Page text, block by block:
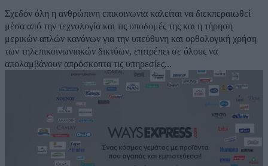
Σχεδόν όλη η ανθρώπινη επικοινωνία καλείται να διεκπεραιωθεί
μέσα από την τεχνολογία και τις υποδομές της και η τήρηση
μερικών απλών κανόνων για την υπεύθυνη και ορθολογική χρήση
των τηλεπικοινωνιακών δικτύων, επιτρέπει σε όλους να
απολαμβάνουν απρόσκοπτα τις υπηρεσίες...